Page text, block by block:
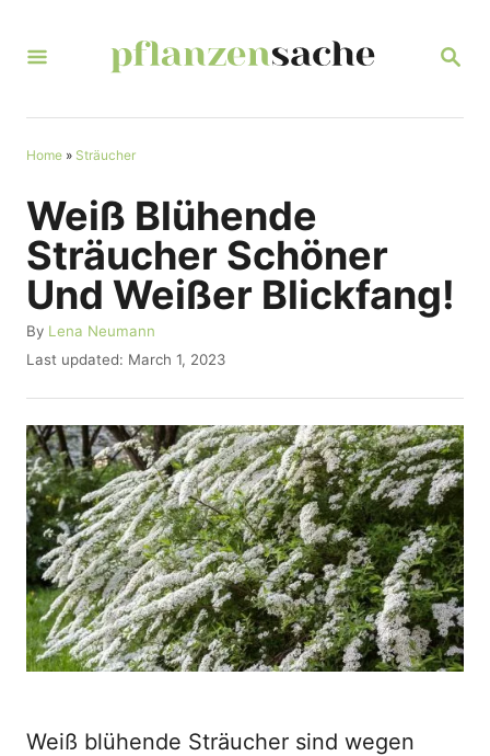
S
R
Home » Sträucher
Weiß Blühende
Sträucher Schöner
Und Weißer Blickfang!
By A
u
h
o
r
Lena Neumann
P
s
t
e
d
o
n
Last updated: March 1, 2023
Weiß blühende Sträucher sind wegen